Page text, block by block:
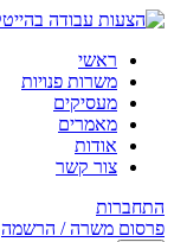
ראשי
משרות פנויות
מעסיקים
מאמרים
אודות
צור קשר
התחברות
פרסום משרה / הרשמה